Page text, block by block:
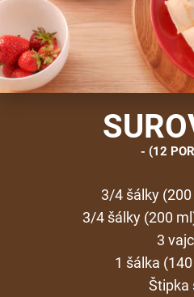
(12
3/4 šálky
3/4 šálky (200
3
1 šálka
Štipka